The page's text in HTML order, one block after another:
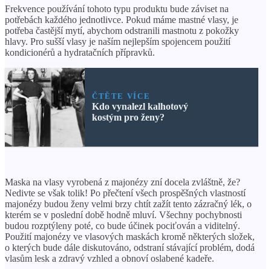
Frekvence používání tohoto typu produktu bude záviset na
potřebách každého jednotlivce. Pokud máme mastné vlasy, je
potřeba častější mytí, abychom odstranili mastnotu z pokožky
hlavy. Pro sušší vlasy je naším nejlepším spojencem použití
kondicionérů a hydratačních přípravků.
ČTĚTE VÍCE
Kdo vynalezl kalhotový
kostým pro ženy?
Maska na vlasy vyrobená z majonézy zní docela zvláštně, že?
Nedivte se však tolik! Po přečtení všech prospěšných vlastností
majonézy budou ženy velmi brzy chtít zažít tento zázračný lék, o
kterém se v poslední době hodně mluví. Všechny pochybnosti
budou rozptýleny poté, co bude účinek pociťován a viditelný.
Použití majonézy ve vlasových maskách kromě některých složek,
o kterých bude dále diskutováno, odstraní stávající problém, dodá
vlasům lesk a zdravý vzhled a obnoví oslabené kadeře.